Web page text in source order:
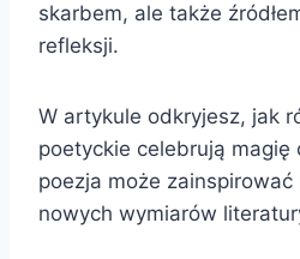
skarbem, ale także
refleksji.
W artykule odkryjesz, jak
poetyckie celebrują magię
poezja może
nowych wymiarów